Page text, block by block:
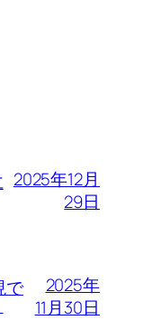
2025年12月
29日
で
2025年
11月30日